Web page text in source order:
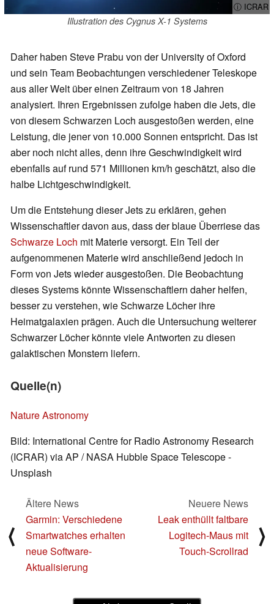
ⓘ ICRAR
Illustration des Cygnus X-1 Systems
Daher haben Steve Prabu von der University of Oxford
und sein Team Beobachtungen verschiedener Teleskope
aus aller Welt über einen Zeitraum von 18 Jahren
analysiert. Ihren Ergebnissen zufolge haben die Jets, die
von diesem Schwarzen Loch ausgestoßen werden, eine
Leistung, die jener von 10.000 Sonnen entspricht. Das ist
aber noch nicht alles, denn ihre Geschwindigkeit wird
ebenfalls auf rund 571 Millionen km/h geschätzt, also die
halbe Lichtgeschwindigkeit.
Um die Entstehung dieser Jets zu erklären, gehen
Wissenschaftler davon aus, dass der blaue Überriese das
Schwarze Loch mit Materie versorgt. Ein Teil der
aufgenommenen Materie wird anschließend jedoch in
Form von Jets wieder ausgestoßen. Die Beobachtung
dieses Systems könnte Wissenschaftlern daher helfen,
besser zu verstehen, wie Schwarze Löcher ihre
Heimatgalaxien prägen. Auch die Untersuchung weiterer
Schwarzer Löcher könnte viele Antworten zu diesen
galaktischen Monstern liefern.
Quelle(n)
Nature Astronomy
Bild: International Centre for Radio Astronomy Research
(ICRAR) via AP / NASA Hubble Space Telescope -
Unsplash
⟨
Ältere News
Garmin: Verschiedene
Smartwatches erhalten
neue Software-
Aktualisierung
Neuere News
Leak enthüllt faltbare
Logitech-Maus mit
Touch-Scrollrad
⟩